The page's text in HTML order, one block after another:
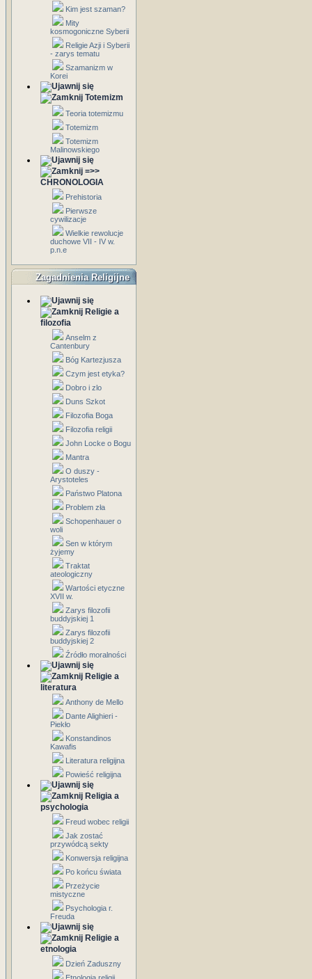
Kim jest szaman?
Mity
kosmogoniczne Syberii
Religie Azji i Syberii
- zarys tematu
Szamanizm w
Korei
Totemizm
Teoria totemizmu
Totemizm
Totemizm
Malinowskiego
=>>
CHRONOLOGIA
Prehistoria
Pierwsze
cywilizacje
Wielkie rewolucje
duchowe VII - IV w.
p.n.e
Zagadnienia Religijne
Religie a
filozofia
Anselm z
Cantenbury
Bóg Kartezjusza
Czym jest etyka?
Dobro i zlo
Duns Szkot
Filozofia Boga
Filozofia religii
John Locke o Bogu
Mantra
O duszy -
Arystoteles
Państwo Platona
Problem zła
Schopenhauer o
woli
Sen w którym
żyjemy
Traktat
ateologiczny
Wartości etyczne
XVII w.
Zarys filozofii
buddyjskiej 1
Zarys filozofii
buddyjskiej 2
Źródło moralności
Religie a
literatura
Anthony de Mello
Dante Alighieri -
Piekło
Konstandinos
Kawafis
Literatura religijna
Powieść religijna
Religia a
psychologia
Freud wobec religii
Jak zostać
przywódcą sekty
Konwersja religijna
Po końcu świata
Przeżycie
mistyczne
Psychologia r.
Freuda
Religie a
etnologia
Dzień Zaduszny